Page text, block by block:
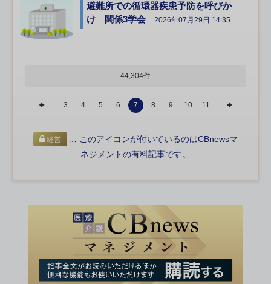
避難所での循環器疾患予防を呼びか
け 関係3学会
2026年07月29日 14:35
44,304件
3 4 5 6 7 8 9 10 11
経営
… このアイコンが付いているのはCBnewsマ
ネジメントの有料記事です。